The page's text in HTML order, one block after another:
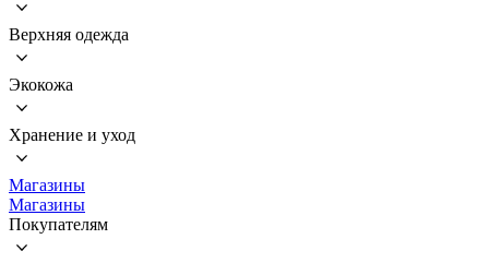
Верхняя одежда
Экокожа
Хранение и уход
Магазины
Магазины
Покупателям